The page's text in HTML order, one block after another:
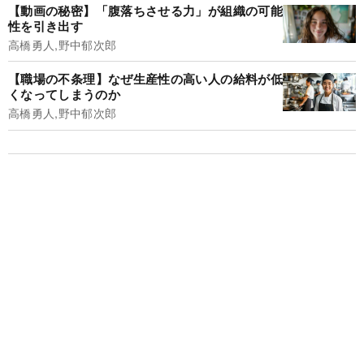
【動画の秘密】「腹落ちさせる力」が組織の可能
性を引き出す
高橋勇人,野中郁次郎
【職場の不条理】なぜ生産性の高い人の給料が低
くなってしまうのか
高橋勇人,野中郁次郎